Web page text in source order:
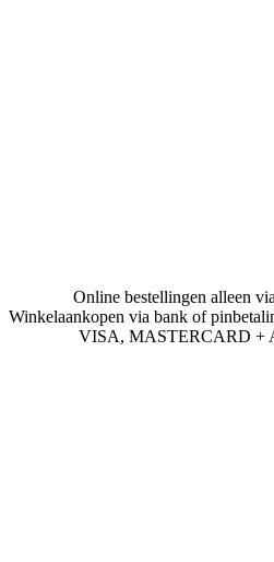
Online bestellingen alleen
Winkelaankopen via bank of
VISA, MASTERCARD +